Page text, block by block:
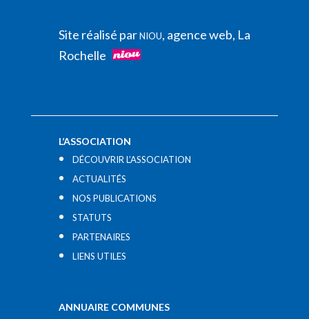
Site réalisé parNIOU, agence web, La
Rochelle
L’ASSOCIATION
DÉCOUVRIR L’ASSOCIATION
ACTUALITÉS
NOS PUBLICATIONS
STATUTS
PARTENAIRES
LIENS UTILES​
ANNUAIRE COMMUNES